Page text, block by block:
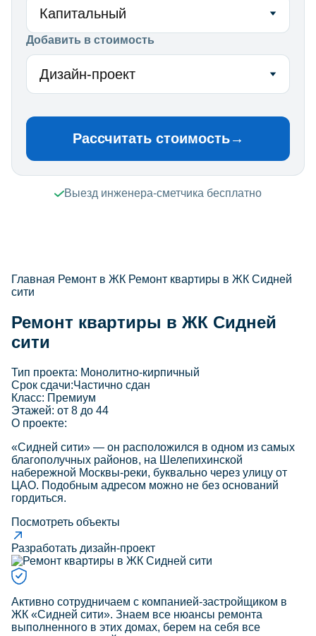
Капитальный
Добавить в стоимость
Дизайн-проект
Рассчитать стоимость→
Выезд инженера-сметчика бесплатно
Главная Ремонт в ЖК Ремонт квартиры в ЖК Сидней
сити
Ремонт квартиры в ЖК Сидней
сити
Тип проекта: Монолитно-кирпичный
Срок сдачи:Частично сдан
Класс: Премиум
Этажей: от 8 до 44
О проекте:
«Сидней сити» — он расположился в одном из самых
благополучных районов, на Шелепихинской
набережной Москвы-реки, буквально через улицу от
ЦАО. Подобным адресом можно не без оснований
гордиться.
Посмотреть объекты
Разработать дизайн-проект
Активно сотрудничаем с компанией-застройщиком в
ЖК «Сидней сити». Знаем все нюансы ремонта
выполненного в этих домах, берем на себя все